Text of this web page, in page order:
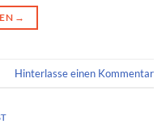
→
Hinterlasse einen Kommentar